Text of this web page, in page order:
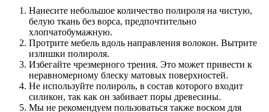
Нанесите небольшое количество полироля на чистую,
белую ткань без ворса, предпочтительно
хлопчатобумажную.
Протрите мебель вдоль направления волокон. Вытрите
излишки полироля.
Избегайте чрезмерного трения. Это может привести к
неравномерному блеску матовых поверхностей.
Не используйте полироль, в состав которого входит
силикон, так как он забивает поры древесины.
Мы не рекомендуем пользоваться также воском для